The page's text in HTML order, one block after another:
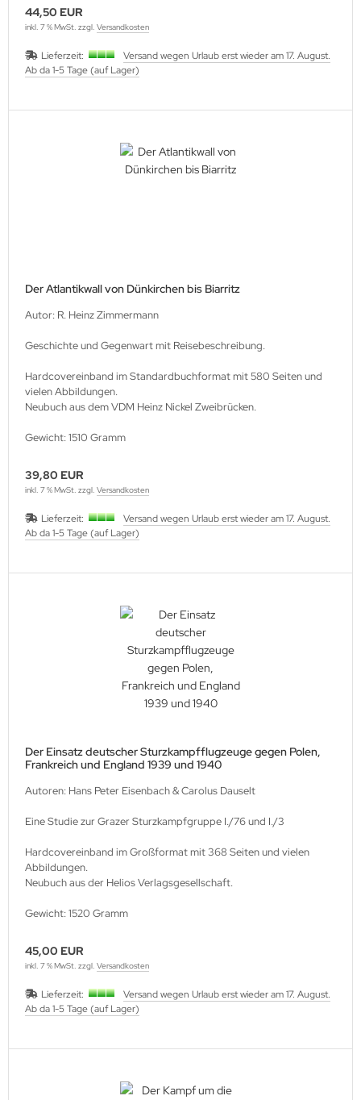
44,50 EUR
inkl. 7 % MwSt. zzgl. Versandkosten
Lieferzeit:
Versand wegen Urlaub erst wieder am 17. August.
Ab da 1-5 Tage (auf Lager)
Der Atlantikwall von Dünkirchen bis Biarritz
Autor: R. Heinz Zimmermann
Geschichte und Gegenwart mit Reisebeschreibung.
Hardcovereinband im Standardbuchformat mit 580 Seiten und
vielen Abbildungen.
Neubuch aus dem VDM Heinz Nickel Zweibrücken.
Gewicht: 1510 Gramm
39,80 EUR
inkl. 7 % MwSt. zzgl. Versandkosten
Lieferzeit:
Versand wegen Urlaub erst wieder am 17. August.
Ab da 1-5 Tage (auf Lager)
Der Einsatz deutscher Sturzkampfflugzeuge gegen Polen,
Frankreich und England 1939 und 1940
Autoren: Hans Peter Eisenbach & Carolus Dauselt
Eine Studie zur Grazer Sturzkampfgruppe I./76 und I./3
Hardcovereinband im Großformat mit 368 Seiten und vielen
Abbildungen.
Neubuch aus der Helios Verlagsgesellschaft.
Gewicht: 1520 Gramm
45,00 EUR
inkl. 7 % MwSt. zzgl. Versandkosten
Lieferzeit:
Versand wegen Urlaub erst wieder am 17. August.
Ab da 1-5 Tage (auf Lager)